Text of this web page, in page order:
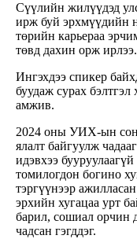
Сүүлийн жилүүдэд
ирж буй эрхмүүдийн
төрийн карьераа
төвд дахин орж ирлээ.
Ингэхдээ спикер
буудаж сурах
амжив.
2024 оны УИХ-ын
ялалт байгуулж
идэвхээ
томилогдон богино
тэргүүнээр
эрхийн хугацаа урт
барил, сошиал орчин
чадсан гэгддэг.